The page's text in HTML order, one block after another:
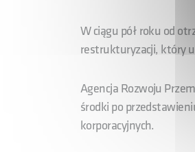
W ciągu pół roku od
restrukturyzacji, który
Agencja Rozwoju
środki po
korporacyjnych.